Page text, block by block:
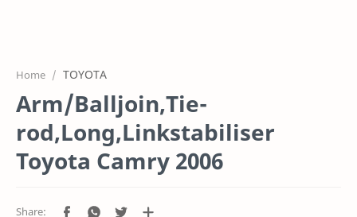
PROJEK
SYSTEM
Home TOYOTA
Arm/Balljoin,Tie-
rod,Long,Linkstabiliser
Toyota Camry 2006